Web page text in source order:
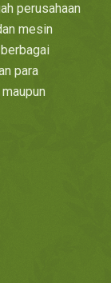
perusahaan
mesin
para